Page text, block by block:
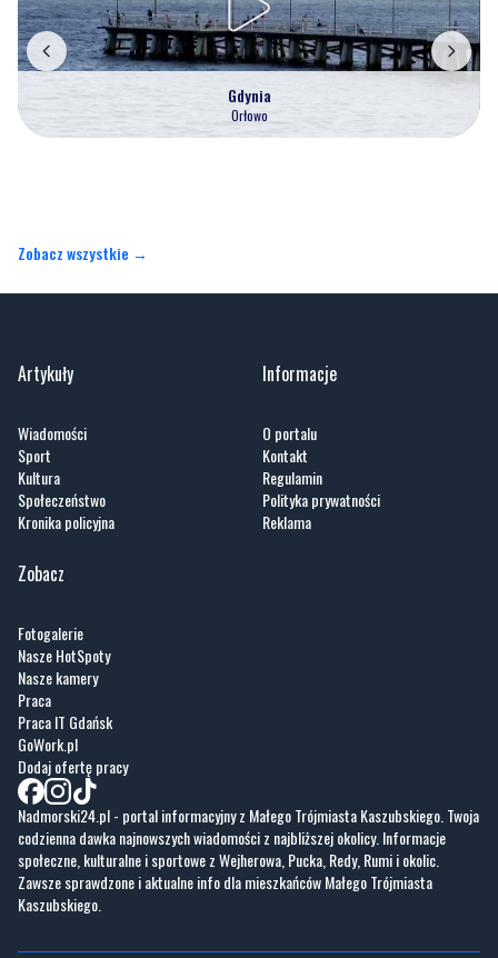
Gdynia
Orłowo
Zobacz wszystkie →
Artykuły
Wiadomości
Sport
Kultura
Społeczeństwo
Kronika policyjna
Informacje
O portalu
Kontakt
Regulamin
Polityka prywatności
Reklama
Zobacz
Fotogalerie
Nasze HotSpoty
Nasze kamery
Praca
Praca IT Gdańsk
GoWork.pl
Dodaj ofertę pracy
Nadmorski24.pl - portal informacyjny z Małego Trójmiasta Kaszubskiego. Twoja
codzienna dawka najnowszych wiadomości z najbliższej okolicy. Informacje
społeczne, kulturalne i sportowe z Wejherowa, Pucka, Redy, Rumi i okolic.
Zawsze sprawdzone i aktualne info dla mieszkańców Małego Trójmiasta
Kaszubskiego.